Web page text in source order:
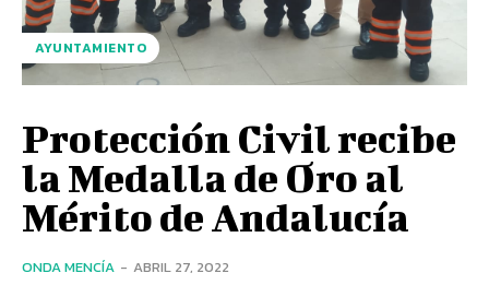
AYUNTAMIENTO
Protección Civil recibe
la Medalla de Oro al
Mérito de Andalucía
ONDA MENCÍA - ABRIL 27, 2022